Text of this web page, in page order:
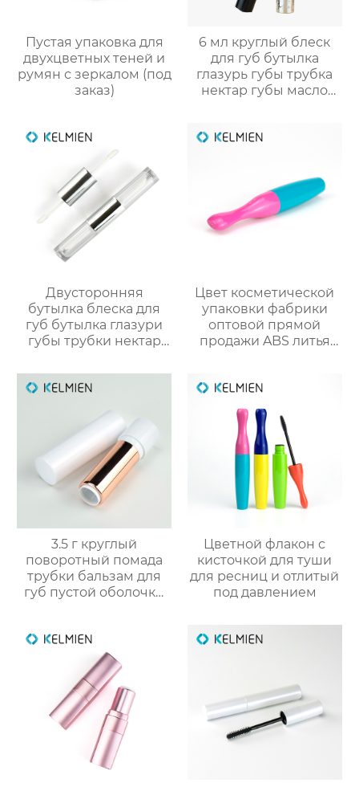
Пустая упаковка для
двухцветных теней и
румян с зеркалом (под
заказ)
6 мл круглый блеск
для губ бутылка
глазурь губы трубка
нектар губы масло
упаковка маркировка
Двусторонняя
бутылка блеска для
губ бутылка глазури
губы трубки нектар
трубки цвет
косметической
OEM
Цвет косметической
упаковки фабрики
оптовой прямой
продажи ABS литья
столкновения тушь
пустой бутылки
трубки
3.5 г круглый
поворотный помада
трубки бальзам для
губ пустой оболочки
Цветной флакон с
кисточкой для туши
для ресниц и отлитый
под давлением